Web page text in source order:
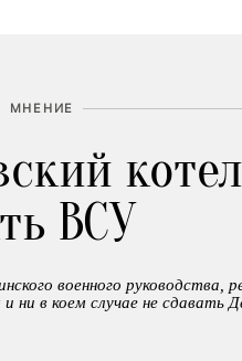
МНЕНИЕ
ВСУ
военного руководства,
в коем случае не сдавать